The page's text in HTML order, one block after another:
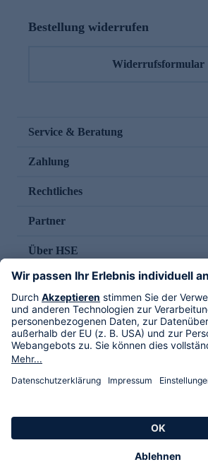
Bestellung widerrufen
Widerrufsformular
Service & Beratung
Zahlung
Rechtliches
Partner
Über HSE
Im TV
HSE International